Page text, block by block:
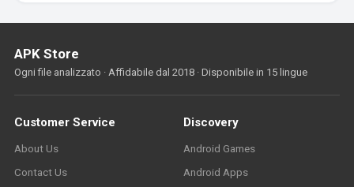
APK Store
Ogni file analizzato · Affidabile dal 2018 · Disponibile in 15 lingue
Customer Service
About Us
Contact Us
Discovery
Android Games
Android Apps